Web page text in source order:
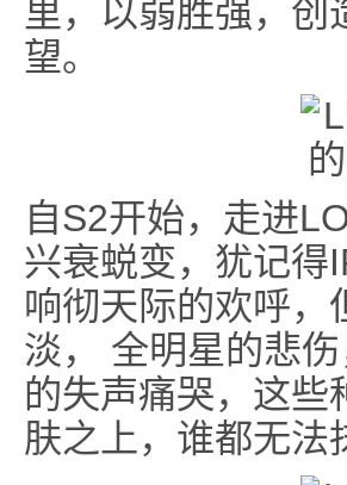
里，以弱胜强，
望。
自S2开始，走进
兴衰蜕变，犹记得
响彻天际的欢呼
淡， 全明星的悲
的失声痛哭，这些
肤之上，谁都无法